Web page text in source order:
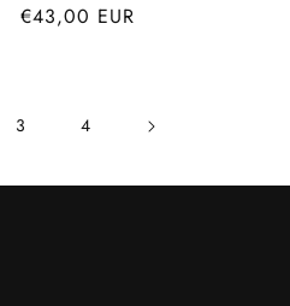
Prix
€43,00 EUR
3 4